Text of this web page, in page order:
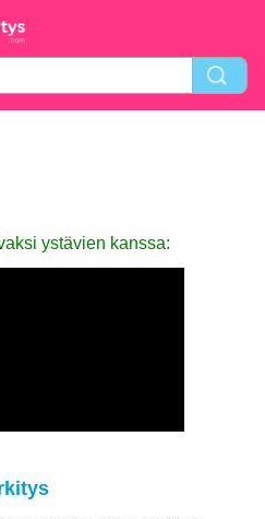
ystävien kanssa: